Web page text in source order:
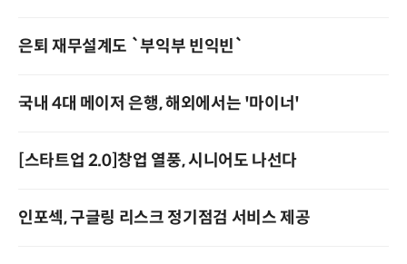
은퇴 재무설계도 `부익부 빈익빈`
국내 4대 메이저 은행, 해외에서는 '마이너'
[스타트업 2.0]창업 열풍, 시니어도 나선다
인포섹, 구글링 리스크 정기점검 서비스 제공